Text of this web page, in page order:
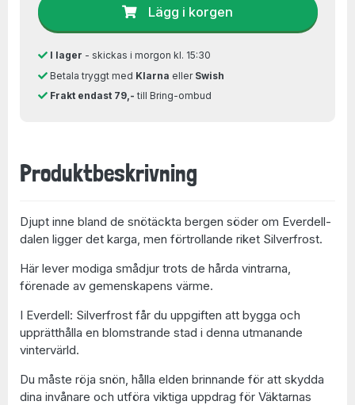
Lägg i korgen
I lager - skickas i morgon kl. 15:30
Betala tryggt med Klarna eller Swish
Frakt endast 79,- till Bring-ombud
Produktbeskrivning
Djupt inne bland de snötäckta bergen söder om Everdell-
dalen ligger det karga, men förtrollande riket Silverfrost.
Här lever modiga smådjur trots de hårda vintrarna,
förenade av gemenskapens värme.
I Everdell: Silverfrost får du uppgiften att bygga och
upprätthålla en blomstrande stad i denna utmanande
vintervärld.
Du måste röja snön, hålla elden brinnande för att skydda
dina invånare och utföra viktiga uppdrag för Väktarnas